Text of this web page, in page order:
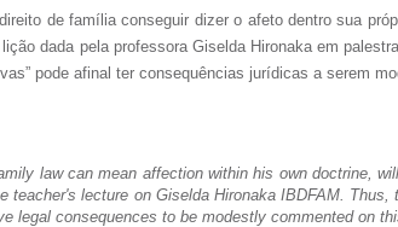
de família conseguir dizer o afeto dentro sua
dada pela professora Giselda Hironaka em
pode afinal ter consequências jurídicas a serem
law can mean affection within his own doctrine,
teacher's lecture on Giselda Hironaka IBDFAM.
legal consequences to be modestly commented on